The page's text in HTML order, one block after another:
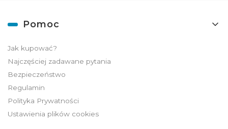
Linki w stopce
Pomoc
Jak kupować?
Najczęściej zadawane pytania
Bezpieczeństwo
Regulamin
Polityka Prywatności
Ustawienia plików cookies